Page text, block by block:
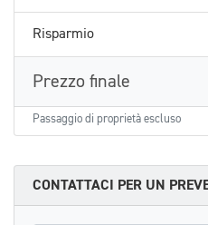
Risparmio
Prezzo finale
Passaggio di proprietà escluso
CONTATTACI PER UN